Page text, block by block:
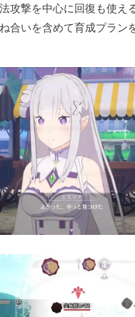
攻撃を中心に回復も使え
合いを含めて育成プラン